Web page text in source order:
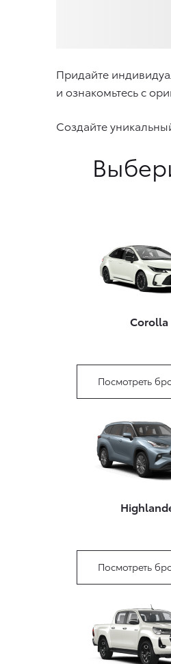
Придайте
и ознакомьтесь с
Создайте
Corolla
Посмотреть
Посмотреть